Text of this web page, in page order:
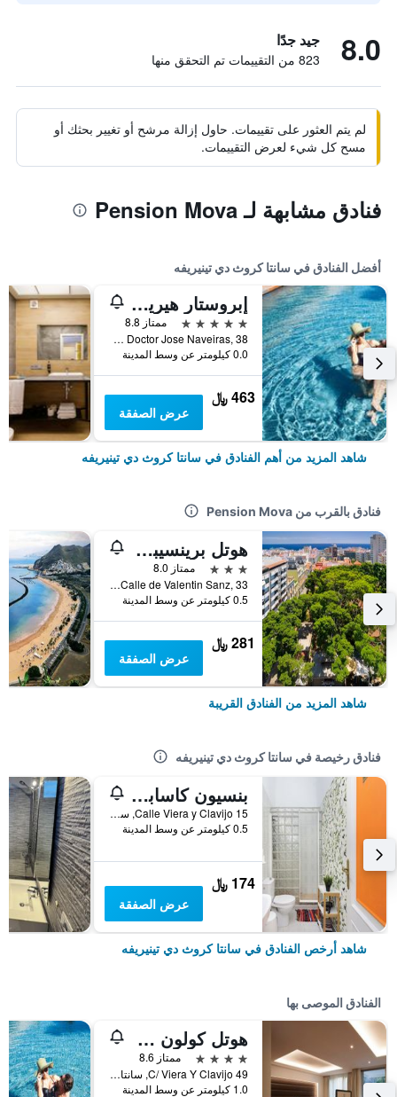
8.0 جيد جدًا
823 من التقييمات تم التحقق منها
لم يتم العثور على تقييمات. حاول إزالة مرشح أو تغيير بحثك أو
مسح كل شيء لعرض التقييمات.
فنادق مشابهة لـ Pension Mova
أفضل الفنادق في سانتا كروث دي تينيريفه
إبروستار هيريتيدج جراند مينسي
5 نجوم
ممتاز 8.8
Calle Doctor Jose Naveiras, 38, سانتا كروث دي تينيريفه, تنريف, أسبانيا
0.0 كيلومتر عن وسط المدينة
463 ﷼
عرض الصفقة
شاهد المزيد من أهم الفنادق في سانتا كروث دي تينيريفه
فنادق بالقرب من Pension Mova
هوتل برينسيبي باز
3 نجوم
ممتاز 8.0
Calle de Valentin Sanz, 33, سانتا كروث دي تينيريفه, تنريف, أسبانيا
0.5 كيلومتر عن وسط المدينة
281 ﷼
عرض الصفقة
شاهد المزيد من الفنادق القريبة
فنادق رخيصة في سانتا كروث دي تينيريفه
بنسيون كاسابلانكا
15 Calle Viera y Clavijo, سانتا كروث دي تينيريفه, تنريف, أسبانيا
0.5 كيلومتر عن وسط المدينة
174 ﷼
عرض الصفقة
شاهد أرخص الفنادق في سانتا كروث دي تينيريفه
الفنادق الموصى بها
هوتل كولون رامبلا
4 نجوم
ممتاز 8.6
C/ Viera Y Clavijo 49, سانتا كروث دي تينيريفه, تنريف, أسبانيا
1.0 كيلومتر عن وسط المدينة